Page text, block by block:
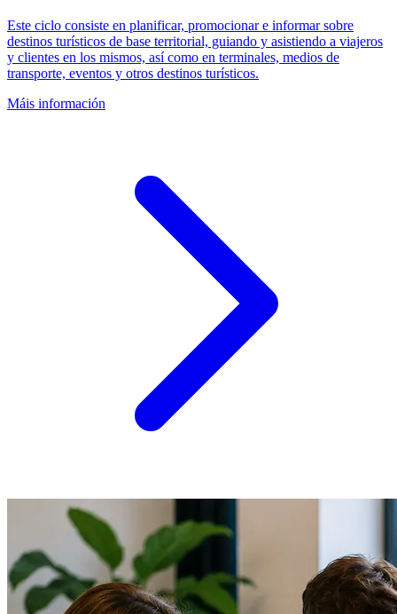
Este ciclo consiste en planificar, promocionar e informar sobre
destinos turísticos de base territorial, guiando y asistiendo a viajeros
y clientes en los mismos, así como en terminales, medios de
transporte, eventos y otros destinos turísticos.
Máis información